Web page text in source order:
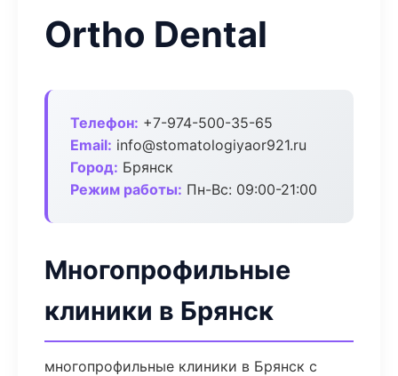
Ortho Dental
Телефон: +7-974-500-35-65
Email: info@stomatologiyaor921.ru
Город: Брянск
Режим работы: Пн-Вс: 09:00-21:00
Многопрофильные
клиники в Брянск
многопрофильные клиники в Брянск с